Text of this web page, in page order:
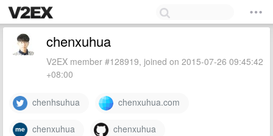
chenxuhua
V2EX member #128919, joined on 2015-07-26 09:45:42
+08:00
chenhsuhua chenxuhua.com
chenxuhua chenxuhua